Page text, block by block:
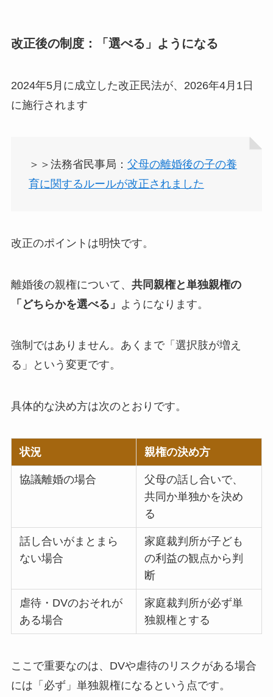
改正後の制度：「選べる」ようになる
2024年5月に成立した改正民法が、2026年4月1日
に施行されます
＞＞法務省民事局： 父母の離婚後の子の養
育に関するルールが改正されました
改正のポイントは明快です。
離婚後の親権について、 共同親権と単独親権の
「どちらかを選べる」 ようになります。
強制ではありません。あくまで「選択肢が増え
る」という変更です。
具体的な決め方は次のとおりです。
状況 親権の決め方
協議離婚の場合
父母の話し合いで、
共同か単独かを決め
る
話し合いがまとまら
ない場合
家庭裁判所が子ども
の利益の観点から判
断
虐待・DVのおそれが
ある場合
家庭裁判所が必ず単
独親権とする
ここで重要なのは、DVや虐待のリスクがある場合
には「必ず」単独親権になるという点です。